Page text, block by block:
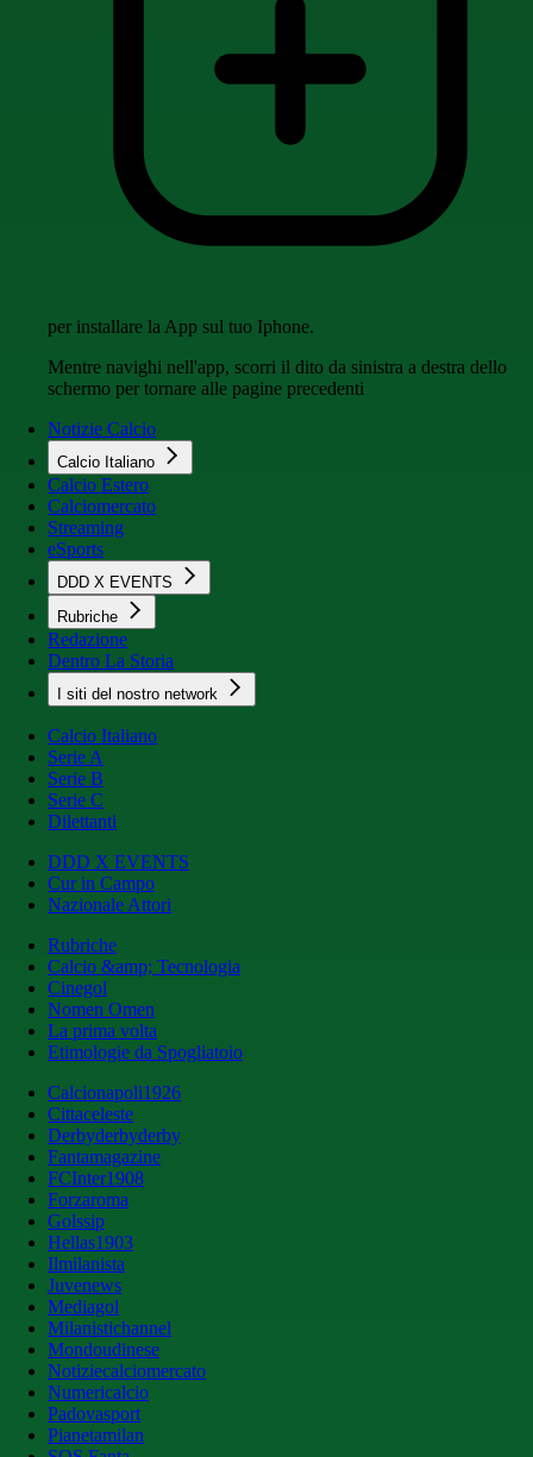
per installare la App sul tuo Iphone.
Mentre navighi nell'app, scorri il dito da sinistra a destra dello
schermo per tornare alle pagine precedenti
Notizie Calcio
Calcio Italiano
Calcio Estero
Calciomercato
Streaming
eSports
DDD X EVENTS
Rubriche
Redazione
Dentro La Storia
I siti del nostro network
Calcio Italiano
Serie A
Serie B
Serie C
Dilettanti
DDD X EVENTS
Cur in Campo
Nazionale Attori
Rubriche
Calcio &amp; Tecnologia
Cinegol
Nomen Omen
La prima volta
Etimologie da Spogliatoio
Calcionapoli1926
Cittaceleste
Derbyderbyderby
Fantamagazine
FCInter1908
Forzaroma
Golssip
Hellas1903
Ilmilanista
Juvenews
Mediagol
Milanistichannel
Mondoudinese
Notiziecalciomercato
Numericalcio
Padovasport
Pianetamilan